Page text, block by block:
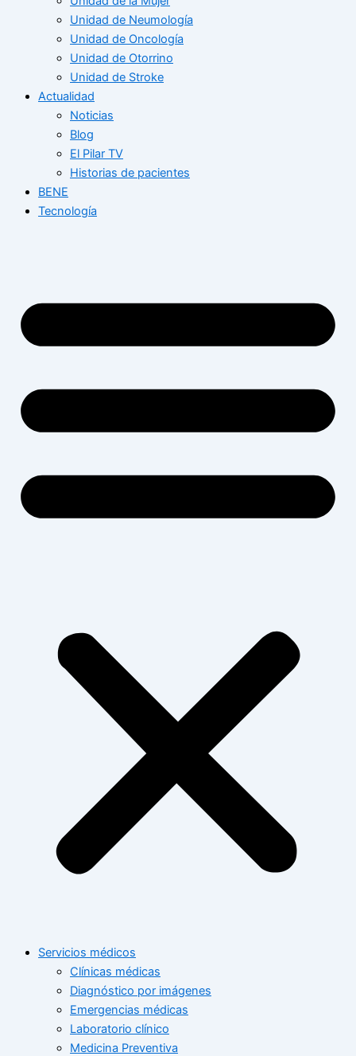
Unidad de Neumología
Unidad de Oncología
Unidad de Otorrino
Unidad de Stroke
Actualidad
Noticias
Blog
El Pilar TV
Historias de pacientes
BENE
Tecnología
Servicios médicos
Clínicas médicas
Diagnóstico por imágenes
Emergencias médicas
Laboratorio clínico
Medicina Preventiva